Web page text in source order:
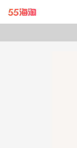
带你去官网买正品